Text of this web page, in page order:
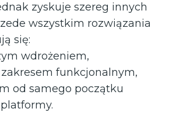
zyskuje szereg innych
wszystkim rozwiązania
się:
wdrożeniem,
funkcjonalnym,
od samego początku